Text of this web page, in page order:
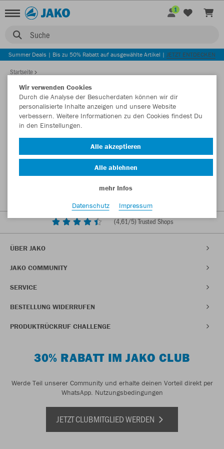
Suche
1
Summer Deals | Bis zu 50% Rabatt auf ausgewählte Artikel | JETZT ENTDECKEN
Startseite
(4,61/5) Trusted Shops
ÜBER JAKO
JAKO COMMUNITY
SERVICE
BESTELLUNG WIDERRUFEN
PRODUKTRÜCKRUF CHALLENGE
30% RABATT IM JAKO CLUB
Werde Teil unserer Community und erhalte deinen Vorteil direkt per
WhatsApp. Nutzungsbedingungen
JETZT CLUBMITGLIED WERDEN
Wir verwenden Cookies
Durch die Analyse der Besucherdaten können wir dir
personalisierte Inhalte anzeigen und unsere Website
verbessern. Weitere Informationen zu den Cookies findest Du
in den Einstellungen.
Alle akzeptieren
Alle ablehnen
mehr Infos
Datenschutz
Impressum